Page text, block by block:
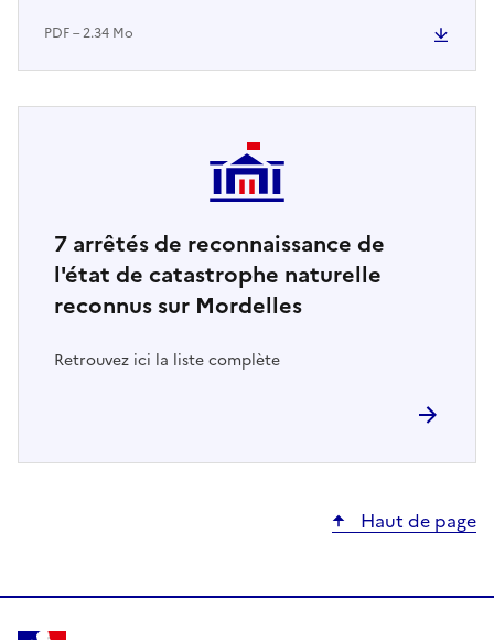
PDF – 2.34 Mo
7 arrêtés de reconnaissance de
l'état de catastrophe naturelle
reconnus sur Mordelles
Retrouvez ici la liste complète
Haut de page